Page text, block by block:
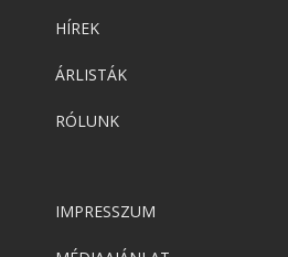
HÍREK
ÁRLISTÁK
RÓLUNK
IMPRESSZUM